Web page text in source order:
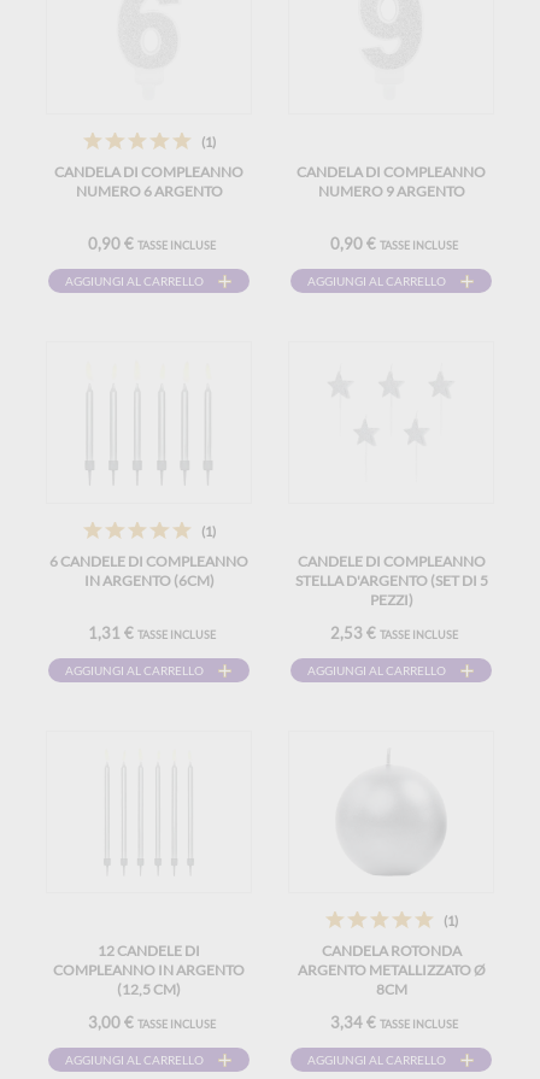
(1)
CANDELA DI COMPLEANNO
NUMERO 6 ARGENTO
0,90 € TASSE INCLUSE
AGGIUNGI AL CARRELLO
CANDELA DI COMPLEANNO
NUMERO 9 ARGENTO
0,90 € TASSE INCLUSE
AGGIUNGI AL CARRELLO
(1)
6 CANDELE DI COMPLEANNO
IN ARGENTO (6CM)
1,31 € TASSE INCLUSE
AGGIUNGI AL CARRELLO
CANDELE DI COMPLEANNO
STELLA D'ARGENTO (SET DI 5
PEZZI)
2,53 € TASSE INCLUSE
AGGIUNGI AL CARRELLO
12 CANDELE DI
COMPLEANNO IN ARGENTO
(12,5 CM)
3,00 € TASSE INCLUSE
AGGIUNGI AL CARRELLO
(1)
CANDELA ROTONDA
ARGENTO METALLIZZATO Ø
8CM
3,34 € TASSE INCLUSE
AGGIUNGI AL CARRELLO